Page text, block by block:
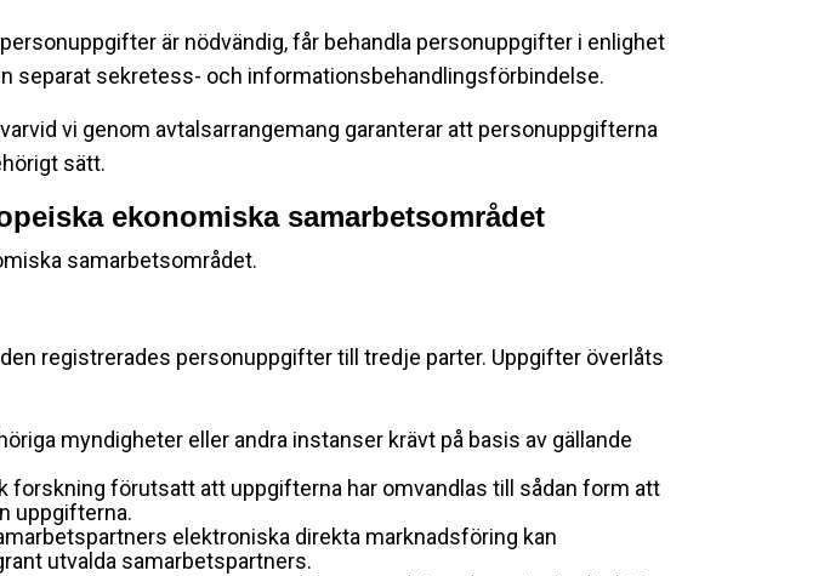
är nödvändig, får behandla personuppgifter i enlighet
separat sekretess- och informationsbehandlingsförbindelse.
vi genom avtalsarrangemang garanterar att personuppgifterna
sätt.
ekonomiska samarbetsområdet
samarbetsområdet.
registrerades personuppgifter till tredje parter. Uppgifter överlåts
myndigheter eller andra instanser krävt på basis av gällande
förutsatt att uppgifterna har omvandlas till sådan form att
uppgifterna.
elektroniska direkta marknadsföring kan
utvalda samarbetspartners.